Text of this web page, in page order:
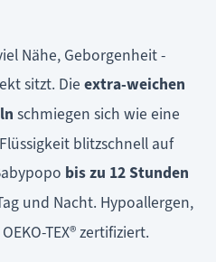
Nähe, Geborgenheit -
sitzt. Dieextra-weichen
schmiegen sich wie eine
blitzschnell auf
bis zu 12 Stunden
und Nacht. Hypoallergen,
TEX® zertifiziert.